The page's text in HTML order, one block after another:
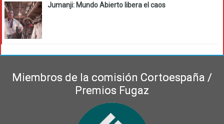
Jumanji: Mundo Abierto libera el caos
Miembros de la comisión Cortoespaña /
Premios Fugaz